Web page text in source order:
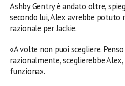
Ashby Gentry è andato oltre,
secondo lui, Alex avrebbe potuto
razionale per Jackie.
«A volte non puoi scegliere.
razionalmente, sceglierebbe
funziona».